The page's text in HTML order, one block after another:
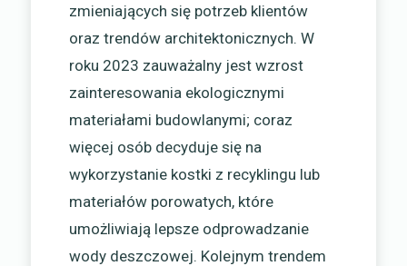
zmieniających się potrzeb klientów
oraz trendów architektonicznych. W
roku 2023 zauważalny jest wzrost
zainteresowania ekologicznymi
materiałami budowlanymi; coraz
więcej osób decyduje się na
wykorzystanie kostki z recyklingu lub
materiałów porowatych, które
umożliwiają lepsze odprowadzanie
wody deszczowej. Kolejnym trendem